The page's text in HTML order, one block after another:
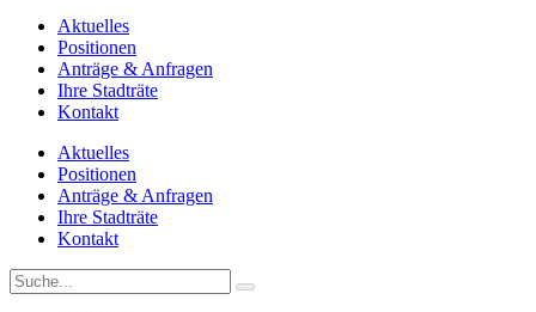
Aktuelles
Positionen
Anträge & Anfragen
Ihre Stadträte
Kontakt
Aktuelles
Positionen
Anträge & Anfragen
Ihre Stadträte
Kontakt